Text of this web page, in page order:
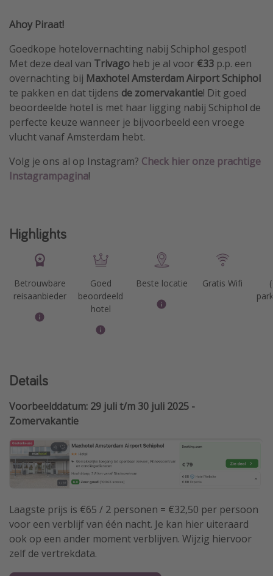
Ahoy Piraat!
Goedkope hotelovernachting nabij Schiphol gespot!
Met deze deal van Trivago heb je al voor €33 p.p. een
overnachting bij Maxhotel Amsterdam Airport Schiphol
te pakken en dat tijdens de zomervakantie! Dit goed
beoordeelde hotel is met haar ligging nabij Schiphol de
perfecte keuze wanneer je bijvoorbeeld een vroege
vlucht vanaf Amsterdam hebt.
Volg je ons al op Instagram? Check hier onze prachtige
Instagrampagina!
Highlights
Betrouwbare
reisaanbieder
Goed
beoordeeld
hotel
Beste locatie Gratis Wifi
Details
Voorbeelddatum: 29 juli t/m 30 juli 2025 -
Zomervakantie
Laagste prijs is €65 / 2 personen = €32,50 per persoon
voor een verblijf van één nacht. Je kan hier uiteraard
ook op een ander moment verblijven. Wijzig hiervoor
zelf de vertrekdata.